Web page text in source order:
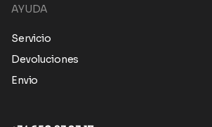
AYUDA
Servicio
Devoluciones
Envio